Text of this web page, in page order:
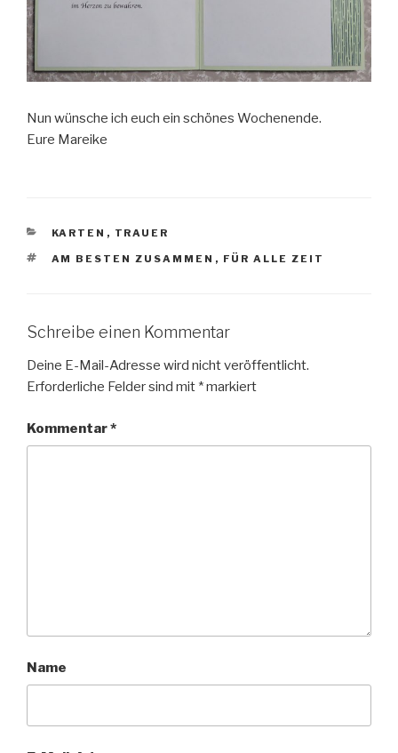
Nun wünsche ich euch ein schönes Wochenende.
Eure Mareike
KATEGORIEN
KARTEN , TRAUER
SCHLAGWÖRTER
AM BESTEN ZUSAMMEN , FÜR ALLE ZEIT
Schreibe einen Kommentar
Deine E-Mail-Adresse wird nicht veröffentlicht.
Erforderliche Felder sind mit *markiert
Kommentar*
Name